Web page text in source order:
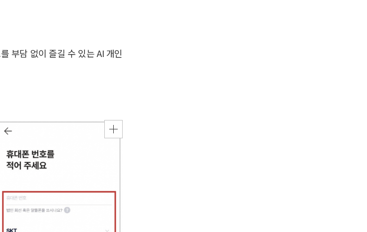
부담 없이 즐길 수 있는 AI 개인